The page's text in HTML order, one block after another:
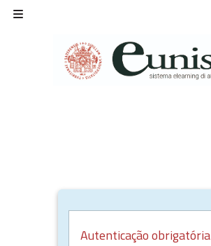
Ir para o conteúdo principal
Autenticação obrigatória